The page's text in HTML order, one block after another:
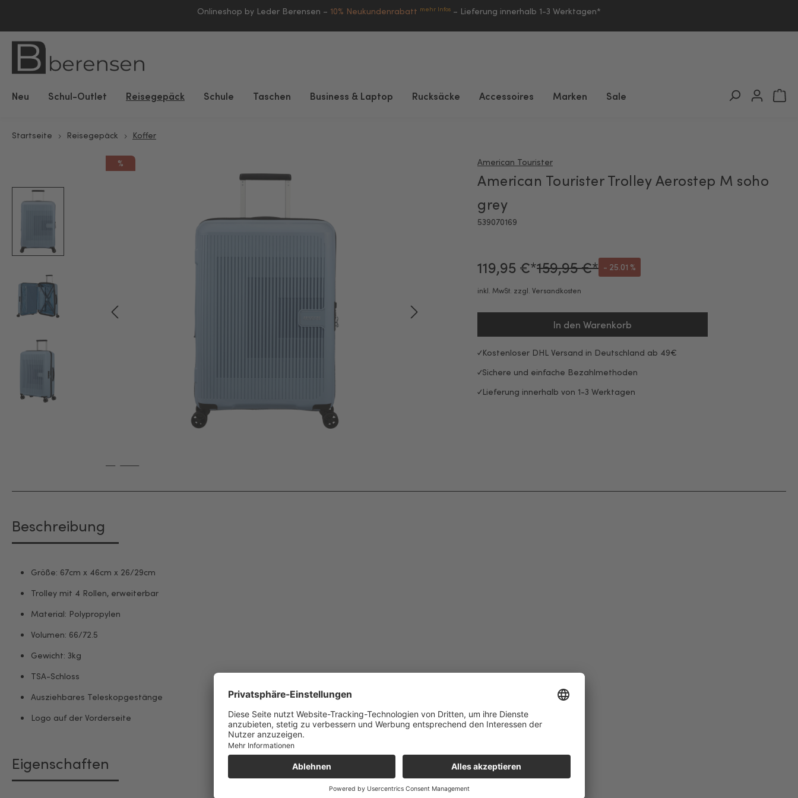
Onlineshop by Leder Berensen – 10% Neukundenrabatt mehr Infos – Lieferung innerhalb 1-3 Werktagen*
Neu Schul-Outlet Reisegepäck Schule Taschen Business & Laptop Rucksäcke Accessoires Marken Sale
Startseite Reisegepäck Koffer
% American Tourister
American Tourister Trolley Aerostep M soho
grey
539070169
119,95 €*159,95 €* - 25.01 %
inkl. MwSt. zzgl. Versandkosten
In den Warenkorb
Kostenloser DHL Versand in Deutschland ab 49€
Sichere und einfache Bezahlmethoden
Lieferung innerhalb von 1-3 Werktagen
Beschreibung
Größe: 67cm x 46cm x 26/29cm
Trolley mit 4 Rollen, erweiterbar
Material: Polypropylen
Volumen: 66/72.5
Gewicht: 3kg
TSA-Schloss
Ausziehbares Teleskopgestänge
Logo auf der Vorderseite
Eigenschaften